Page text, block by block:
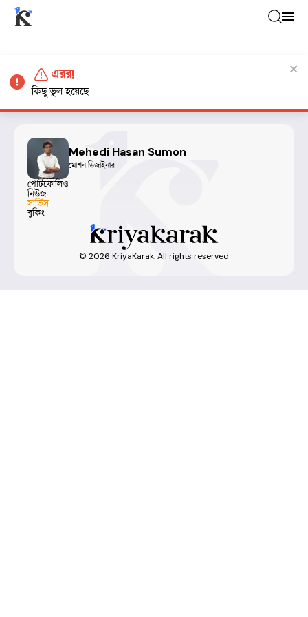
Mehedi Hasan Sumon
মোশন ডিজাইনার
পোর্টফোলিও
নিউজ
সার্ভিস
বুকিং
© 2026 KriyaKarak. All rights reserved
এরর!
কিছু ভুল হয়েছে